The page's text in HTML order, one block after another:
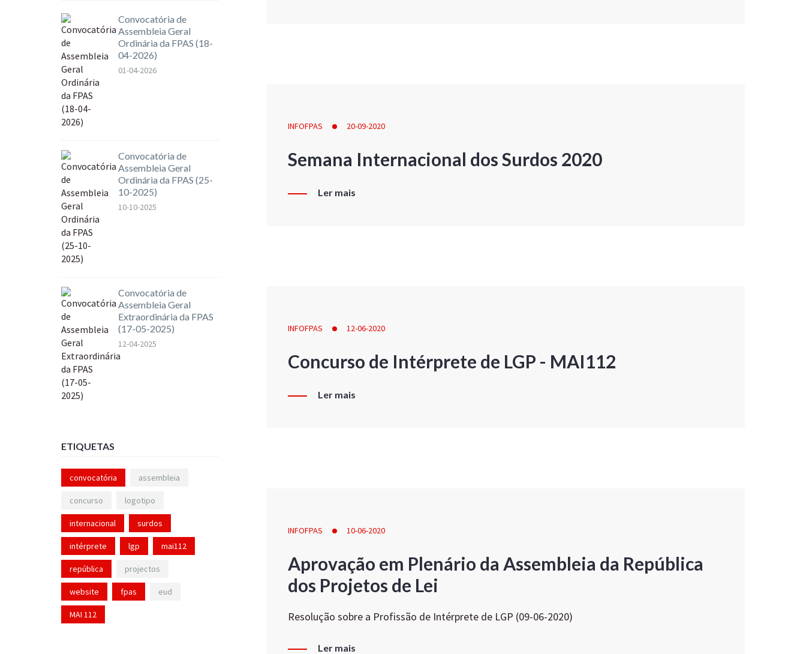
INFOFPAS 20-09-2020
Semana Internacional dos Surdos 2020
Ler mais
INFOFPAS 12-06-2020
Concurso de Intérprete de LGP - MAI112
Ler mais
INFOFPAS 10-06-2020
Aprovação em Plenário da Assembleia da República
dos Projetos de Lei
Resolução sobre a Profissão de Intérprete de LGP (09-06-2020)
Ler mais
Convocatória de
Assembleia Geral
Ordinária da FPAS (18-
04-2026)
01-04-2026
Convocatória de
Assembleia Geral
Ordinária da FPAS (25-
10-2025)
10-10-2025
Convocatória de
Assembleia Geral
Extraordinária da FPAS
(17-05-2025)
12-04-2025
ETIQUETAS
convocatória assembleia
concurso logotipo
internacional surdos
intérprete lgp mai112
república projectos
website fpas eud
MAI 112